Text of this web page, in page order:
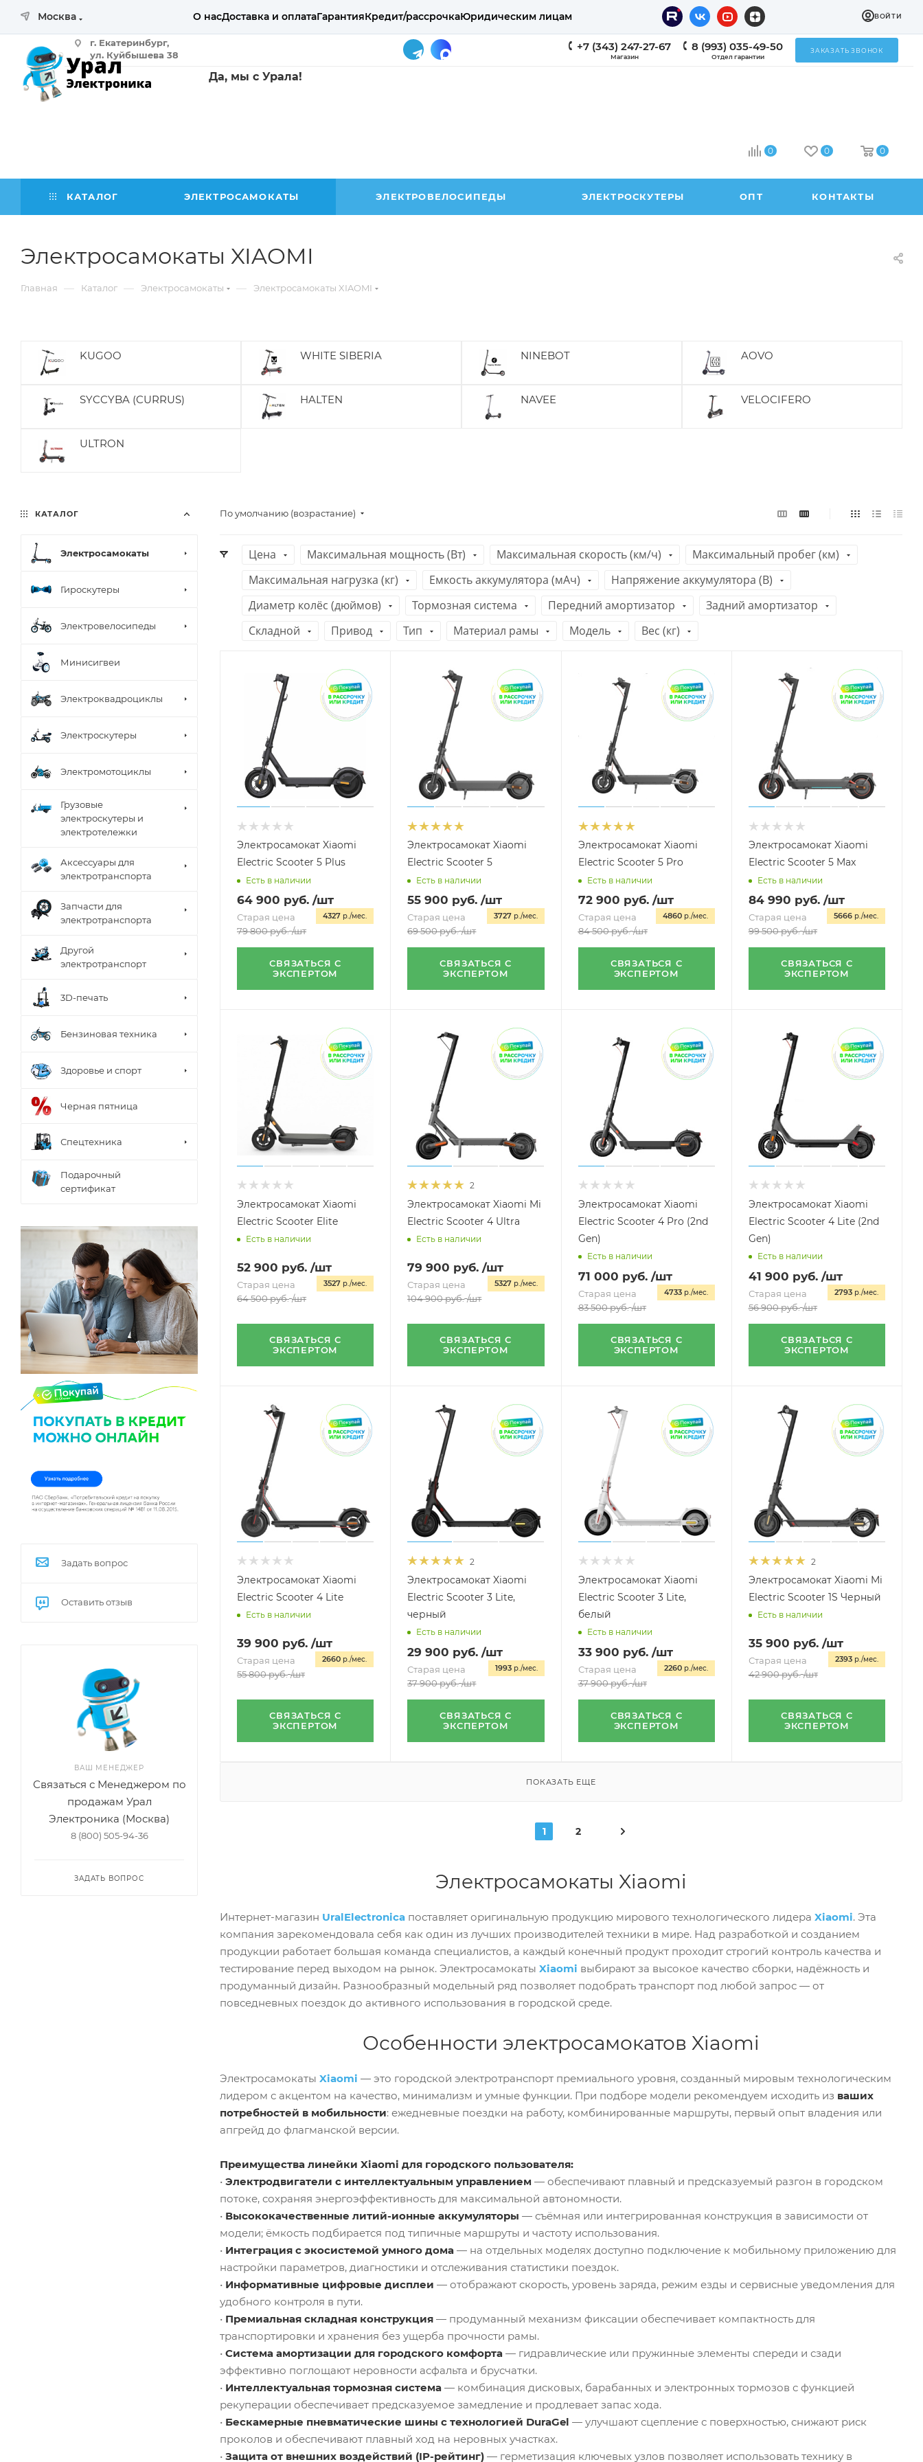
Москва О насДоставка и оплатаГарантияКредит/рассрочкаЮридическим лицам ВОЙТИ
г. Екатеринбург,
ул. Куйбышева 38
помещение 107б
(магазин с выставочным залом)
+7 (343) 247-27-67
Магазин
8 (993) 035-49-50
Отдел гарантии
ЗАКАЗАТЬ ЗВОНОК
Да, мы с Урала!
0 0 0
КАТАЛОГ ЭЛЕКТРОСАМОКАТЫ ЭЛЕКТРОВЕЛОСИПЕДЫ ЭЛЕКТРОСКУТЕРЫ ОПТ КОНТАКТЫ
Электросамокаты XIAOMI
Главная — Каталог — Электросамокаты — Электросамокаты XIAOMI
KUGOO WHITE SIBERIA NINEBOT AOVO
SYCCYBA (CURRUS) HALTEN NAVEE VELOCIFERO
ULTRON
По умолчанию (возрастание)
Цена Максимальная мощность (Вт) Максимальная скорость (км/ч)
Максимальный пробег (км)
Максимальная нагрузка (кг)
Емкость аккумулятора (мАч)
Напряжение аккумулятора (В)
Диаметр колёс (дюймов)
Тормозная система Передний амортизатор
Задний амортизатор
Складной
Привод Тип Материал рамы Модель Вес (кг)
Электросамокат Xiaomi
Electric Scooter 5 Plus
Есть в наличии
64 900 руб. /шт
4327 р./мес.
Старая цена
79 800руб. /шт
СВЯЗАТЬСЯ С
ЭКСПЕРТОМ
Электросамокат Xiaomi
Electric Scooter 5
Есть в наличии
55 900 руб. /шт
3727р./мес.
Старая цена
69 500руб. /шт
СВЯЗАТЬСЯ С
ЭКСПЕРТОМ
Электросамокат Xiaomi
Electric Scooter 5 Pro
Есть в наличии
72 900 руб. /шт
4860р./мес.
Старая цена
84 500руб. /шт
СВЯЗАТЬСЯ С
ЭКСПЕРТОМ
Электросамокат Xiaomi
Electric Scooter 5 Max
Есть в наличии
84 990 руб. /шт
5666 р./мес.
Старая цена
99 500руб. /шт
СВЯЗАТЬСЯ С
ЭКСПЕРТОМ
Электросамокат Xiaomi
Electric Scooter Elite
Есть в наличии
52 900 руб. /шт
3527 р./мес.
Старая цена
64 500руб. /шт
СВЯЗАТЬСЯ С
ЭКСПЕРТОМ
2
Электросамокат Xiaomi Mi
Electric Scooter 4 Ultra
Есть в наличии
79 900 руб. /шт
5327р./мес.
Старая цена
104 900руб. /шт
СВЯЗАТЬСЯ С
ЭКСПЕРТОМ
Электросамокат Xiaomi
Electric Scooter 4 Pro (2nd
Gen)
Есть в наличии
71 000 руб. /шт
4733р./мес.
Старая цена
83 500руб. /шт
СВЯЗАТЬСЯ С
ЭКСПЕРТОМ
Электросамокат Xiaomi
Electric Scooter 4 Lite (2nd
Gen)
Есть в наличии
41 900 руб. /шт
2793 р./мес.
Старая цена
56 900руб. /шт
СВЯЗАТЬСЯ С
ЭКСПЕРТОМ
Электросамокат Xiaomi
Electric Scooter 4 Lite
Есть в наличии
39 900 руб. /шт
2660 р./мес.
Старая цена
55 800руб. /шт
СВЯЗАТЬСЯ С
ЭКСПЕРТОМ
2
Электросамокат Xiaomi
Electric Scooter 3 Lite,
черный
Есть в наличии
29 900 руб. /шт
1993р./мес.
Старая цена
37 900руб. /шт
СВЯЗАТЬСЯ С
ЭКСПЕРТОМ
Электросамокат Xiaomi
Electric Scooter 3 Lite,
белый
Есть в наличии
33 900 руб. /шт
2260р./мес.
Старая цена
37 900руб. /шт
СВЯЗАТЬСЯ С
ЭКСПЕРТОМ
2
Электросамокат Xiaomi Mi
Electric Scooter 1S Черный
Есть в наличии
35 900 руб. /шт
2393 р./мес.
Старая цена
42 900руб. /шт
СВЯЗАТЬСЯ С
ЭКСПЕРТОМ
ПОКАЗАТЬ ЕЩЕ
1 2
Электросамокаты Xiaomi
Интернет-магазин UralElectronica поставляет оригинальную продукцию мирового технологического лидера Xiaomi. Эта
компания зарекомендовала себя как один из лучших производителей техники в мире. Над разработкой и созданием
продукции работает большая команда специалистов, а каждый конечный продукт проходит строгий контроль качества и
тестирование перед выходом на рынок. Электросамокаты Xiaomi выбирают за высокое качество сборки, надёжность и
продуманный дизайн. Разнообразный модельный ряд позволяет подобрать транспорт под любой запрос — от
повседневных поездок до активного использования в городской среде.
Особенности электросамокатов Xiaomi
Электросамокаты Xiaomi — это городской электротранспорт премиального уровня, созданный мировым технологическим
лидером с акцентом на качество, минимализм и умные функции. При подборе модели рекомендуем исходить из ваших
потребностей в мобильности: ежедневные поездки на работу, комбинированные маршруты, первый опыт владения или
апгрейд до флагманской версии.
Преимущества линейки Xiaomi для городского пользователя:
• Электродвигатели с интеллектуальным управлением — обеспечивают плавный и предсказуемый разгон в городском
потоке, сохраняя энергоэффективность для максимальной автономности.
• Высококачественные литий-ионные аккумуляторы — съёмная или интегрированная конструкция в зависимости от
модели; ёмкость подбирается под типичные маршруты и частоту использования.
• Интеграция с экосистемой умного дома — на отдельных моделях доступно подключение к мобильному приложению для
настройки параметров, диагностики и отслеживания статистики поездок.
• Информативные цифровые дисплеи — отображают скорость, уровень заряда, режим езды и сервисные уведомления для
удобного контроля в пути.
• Премиальная складная конструкция — продуманный механизм фиксации обеспечивает компактность для
транспортировки и хранения без ущерба прочности рамы.
• Система амортизации для городского комфорта — гидравлические или пружинные элементы спереди и сзади
эффективно поглощают неровности асфальта и брусчатки.
• Интеллектуальная тормозная система — комбинация дисковых, барабанных и электронных тормозов с функцией
рекуперации обеспечивает предсказуемое замедление и продлевает запас хода.
• Бескамерные пневматические шины с технологией DuraGel — улучшают сцепление с поверхностью, снижают риск
проколов и обеспечивают плавный ход на неровных участках.
• Защита от внешних воздействий (IP-рейтинг) — герметизация ключевых узлов позволяет использовать технику в
КАТАЛОГ
Электросамокаты
Гироскутеры
Электровелосипеды
Минисигвеи
Электроквадроциклы
Электроскутеры
Электромотоциклы
Грузовые
электроскутеры и
электротележки
Аксессуары для
электротранспорта
Запчасти для
электротранспорта
Другой
электротранспорт
3D-печать
Бензиновая техника
Здоровье и спорт
Черная пятница
Спецтехника
Подарочный
сертификат
Задать вопрос
Оставить отзыв
ВАШ МЕНЕДЖЕР
Связаться с Менеджером по
продажам Урал
Электроника (Москва)
8 (800) 505-94-36
ЗАДАТЬ ВОПРОС